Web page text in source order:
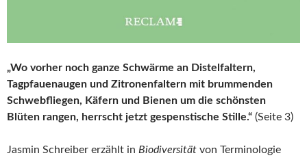
„Wo vorher noch ganze Schwärme an Distelfaltern,
Tagpfauenaugen und Zitronenfaltern mit brummenden
Schwebfliegen, Käfern und Bienen um die schönsten
Blüten rangen, herrscht jetzt gespenstische Stille.“ (Seite 3)
Jasmin Schreiber erzählt in Biodiversität von Terminologie